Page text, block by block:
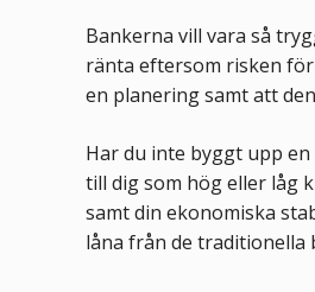
Bankerna vill vara så
ränta eftersom risken
en planering samt att
Har du inte byggt upp
till dig som hög eller låg
samt din ekonomiska
låna från de traditionella